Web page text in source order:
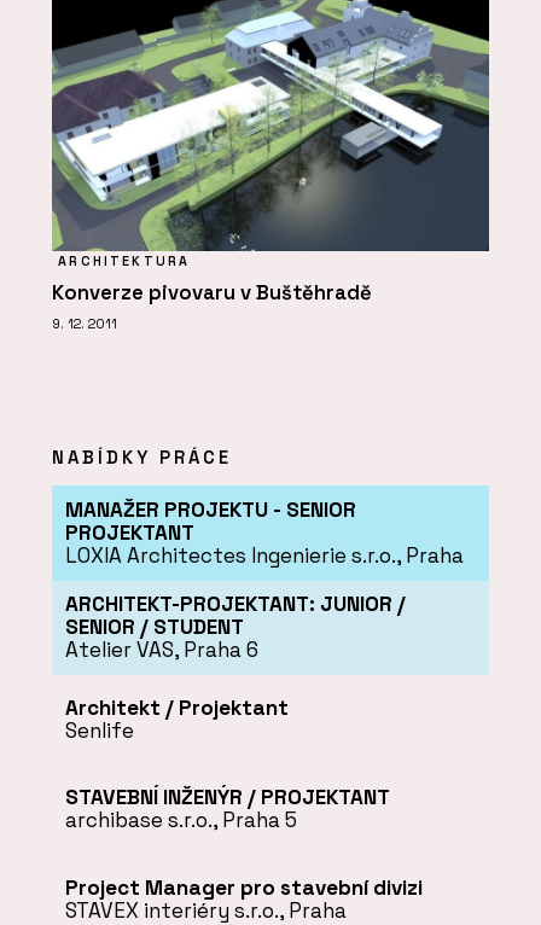
ARCHITEKTURA
Konverze pivovaru v Buštěhradě
9. 12. 2011
NABÍDKY PRÁCE
MANAŽER PROJEKTU - SENIOR
PROJEKTANT
LOXIA Architectes Ingenierie s.r.o., Praha
ARCHITEKT-PROJEKTANT: JUNIOR /
SENIOR / STUDENT
Atelier VAS, Praha 6
Architekt / Projektant
Senlife
STAVEBNÍ INŽENÝR / PROJEKTANT
archibase s.r.o., Praha 5
Project Manager pro stavební divizi
STAVEX interiéry s.r.o., Praha